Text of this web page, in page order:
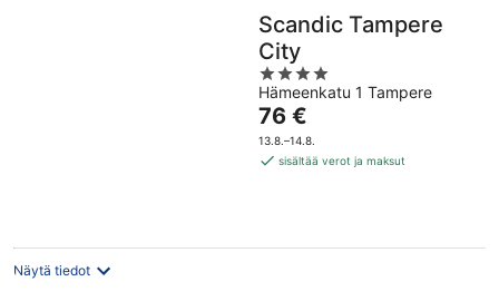
Scandic Tampere
City
4
out
of
5
Hämeenkatu 1 Tampere
Hinta
on
76 €
76 €
13.8.–14.8.
sisältää verot ja maksut
Näytä tiedot